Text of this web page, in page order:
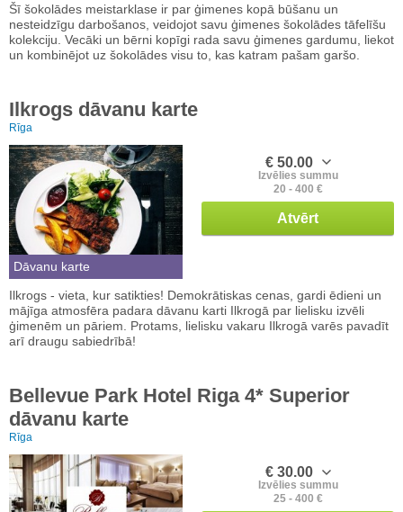
Šī šokolādes meistarklase ir par ģimenes kopā būšanu un
nesteidzīgu darbošanos, veidojot savu ģimenes šokolādes tāfelīšu
kolekciju. Vecāki un bērni kopīgi rada savu ģimenes gardumu, liekot
un kombinējot uz šokolādes visu to, kas katram pašam garšo.
Ilkrogs dāvanu karte
Rīga
Dāvanu karte
€ 50.00
Izvēlies summu
20 - 400 €
Atvērt
Ilkrogs - vieta, kur satikties! Demokrātiskas cenas, gardi ēdieni un
mājīga atmosfēra padara dāvanu karti Ilkrogā par lielisku izvēli
ģimenēm un pāriem. Protams, lielisku vakaru Ilkrogā varēs pavadīt
arī draugu sabiedrībā!
Bellevue Park Hotel Riga 4* Superior
dāvanu karte
Rīga
€ 30.00
Izvēlies summu
25 - 400 €